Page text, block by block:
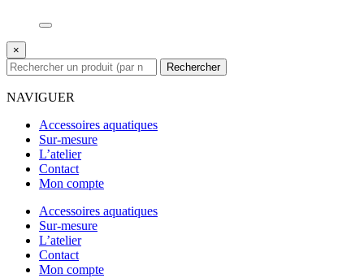
×
Rechercher
NAVIGUER
Accessoires aquatiques
Sur-mesure
L’atelier
Contact
Mon compte
Accessoires aquatiques
Sur-mesure
L’atelier
Contact
Mon compte